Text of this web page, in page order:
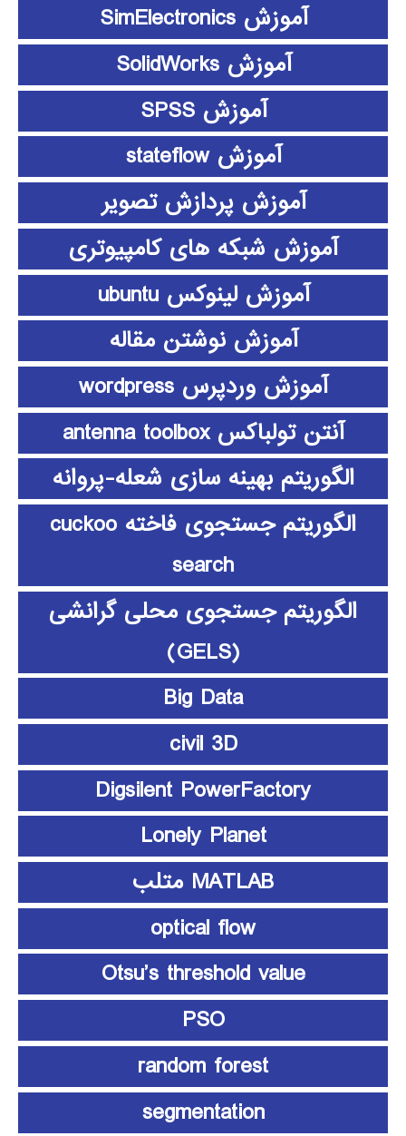
آموزش SimElectronics
آموزش SolidWorks
آموزش SPSS
آموزش stateflow
آموزش پردازش تصویر
آموزش شبکه های کامپیوتری
آموزش لینوکس ubuntu
آموزش نوشتن مقاله
آموزش وردپرس wordpress
آنتن تولباکس antenna toolbox
الگوریتم بهینه سازی شعله-پروانه
الگوریتم جستجوی فاخته cuckoo
search
الگوریتم جستجوی محلی گرانشی
(GELS)
Big Data
civil 3D
Digsilent PowerFactory
Lonely Planet
MATLAB متلب
optical flow
Otsu’s threshold value
PSO
random forest
segmentation